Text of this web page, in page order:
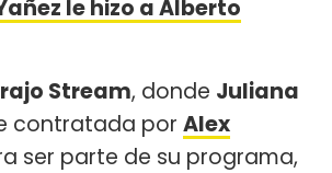
le hizo a Alberto
Stream, donde Juliana
contratada por Alex
ser parte de su programa,